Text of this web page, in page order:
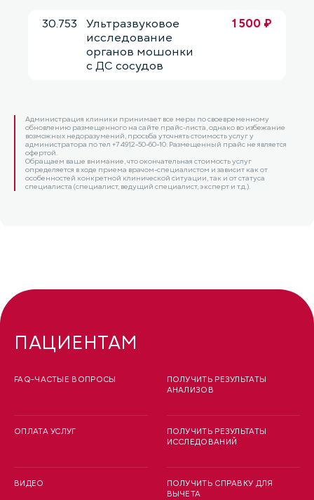
30.753
Ультразвуковое
исследование
органов мошонки
с ДС сосудов
1 500 ₽
Администрация клиники принимает все меры по своевременному
обновлению размещенного на сайте прайс-листа, однако во избежание
возможных недоразумений, просьба уточнять стоимость услуг у
администратора по тел +7 4912-50-60-10. Размещенный прайс не является
офертой.
Обращаем ваше внимание, что окончательная стоимость услуг
определяется в ходе приема врачом-специалистом и зависит как от
особенностей конкретной клинической ситуации, так и от статуса
специалиста (специалист, ведущий специалист, эксперт и т.д.).
ПАЦИЕНТАМ
FAQ-ЧАСТЫЕ ВОПРОСЫ
ОПЛАТА УСЛУГ
ВИДЕО
ПОЛУЧИТЬ РЕЗУЛЬТАТЫ
АНАЛИЗОВ
ПОЛУЧИТЬ РЕЗУЛЬТАТЫ
ИССЛЕДОВАНИЙ
ПОЛУЧИТЬ СПРАВКУ ДЛЯ
ВЫЧЕТА